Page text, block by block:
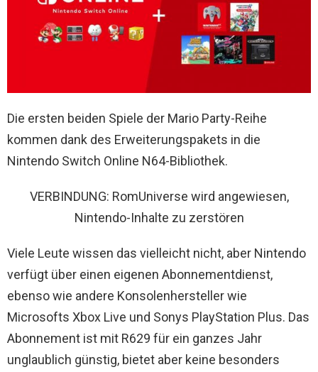
Die ersten beiden Spiele der Mario Party-Reihe
kommen dank des Erweiterungspakets in die
Nintendo Switch Online N64-Bibliothek.
VERBINDUNG: RomUniverse wird angewiesen,
Nintendo-Inhalte zu zerstören
Viele Leute wissen das vielleicht nicht, aber Nintendo
verfügt über einen eigenen Abonnementdienst,
ebenso wie andere Konsolenhersteller wie
Microsofts Xbox Live und Sonys PlayStation Plus. Das
Abonnement ist mit R629 für ein ganzes Jahr
unglaublich günstig, bietet aber keine besonders